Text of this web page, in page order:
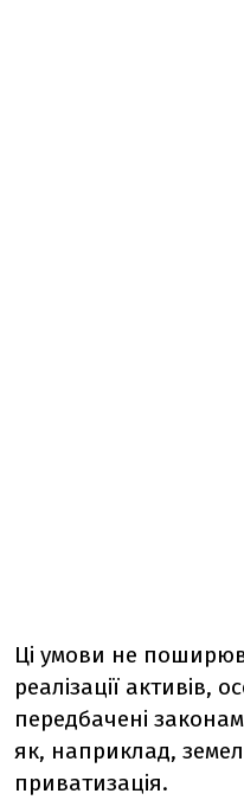
Ці умови не
реалізації активів,
передбачені
як, наприклад,
приватизація.